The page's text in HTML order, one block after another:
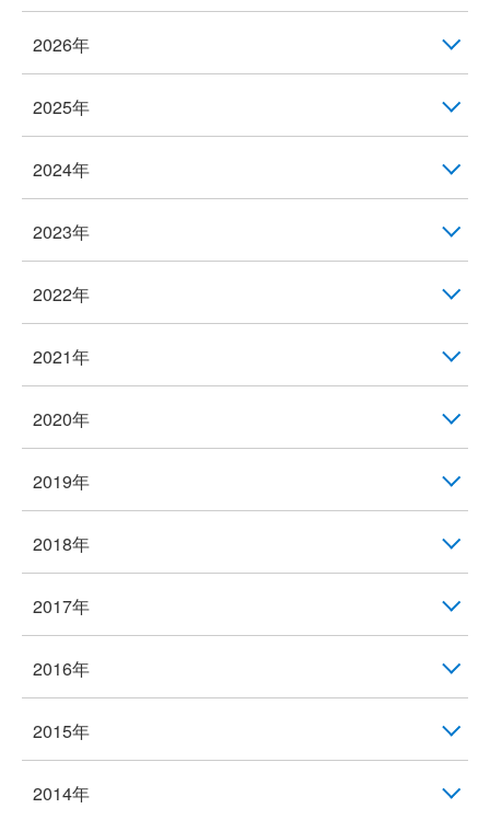
2026年
2025年
2024年
2023年
2022年
2021年
2020年
2019年
2018年
2017年
2016年
2015年
2014年